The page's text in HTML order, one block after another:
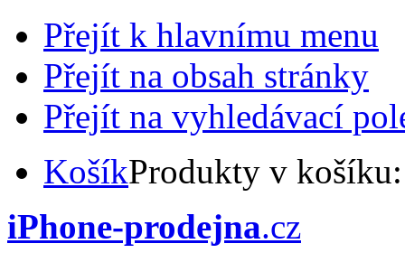
Přejít k hlavnímu menu
Přejít na obsah stránky
Přejít na vyhledávací
KošíkProdukty v
iPhone-prodejna.cz